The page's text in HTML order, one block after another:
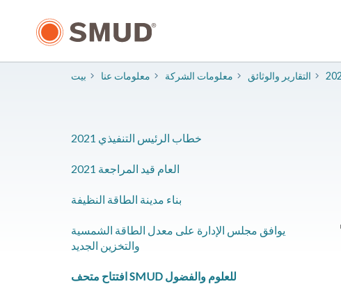
المحتوى
بيت معلومات عنا معلومات الشركة ​التقارير والوثائق
2021 خطاب الرئيس التنفيذي
2021 العام قيد المراجعة
بناء مدينة الطاقة النظيفة
يوافق مجلس الإدارة على معدل الطاقة الشمسية
والتخزين الجديد
افتتاح متحف SMUD للعلوم والفضول